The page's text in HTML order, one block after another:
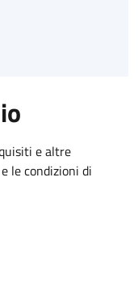
e altre
le condizioni di